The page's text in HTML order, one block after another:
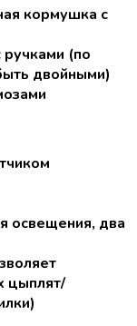
кормушка с
(по
двойными)
освещения, два
цыплят/